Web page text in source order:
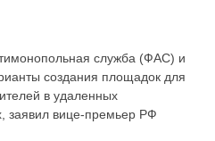
служба (ФАС) и
создания площадок для
в удаленных
заявил вице-премьер РФ